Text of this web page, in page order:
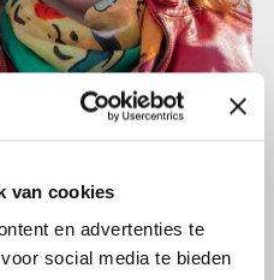
van cookies
en advertenties te
social media te bieden
om naar